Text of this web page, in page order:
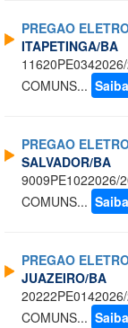
PREGAO
ITAPETINGA/BA
COMUNS...
PREGAO
SALVADOR/BA
9009PE1022026/
COMUNS...
PREGAO
JUAZEIRO/BA
COMUNS...